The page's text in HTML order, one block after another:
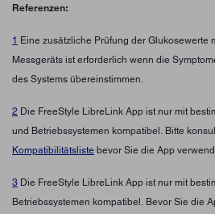
Referenzen:
1 Eine zusätzliche Prüfung der Glukosewerte
Messgeräts ist erforderlich wenn die
des Systems übereinstimmen.
2 Die FreeStyle LibreLink App ist nur mit
und Betriebssystemen kompatibel. Bitte
Kompatibilitätsliste bevor Sie die App
3 Die FreeStyle LibreLink App ist nur mit
Betriebssystemen kompatibel. Bevor Sie die